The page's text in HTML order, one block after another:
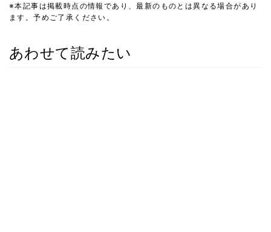
※本記事は掲載時点の情報であり、最新のものとは異なる場合があり
ます。予めご了承ください。
あわせて読みたい